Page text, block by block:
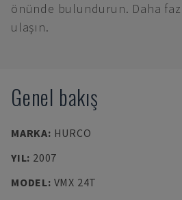
önünde bulundurun. Daha
ulaşın.
Genel bakış
MARKA: HURCO
YIL: 2007
MODEL: VMX 24T